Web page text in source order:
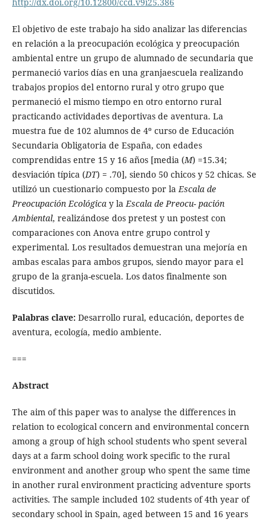
El objetivo de este trabajo ha sido analizar las diferencias
en relación a la preocupación ecológica y preocupación
ambiental entre un grupo de alumnado de secundaria que
permaneció varios días en una granjaescuela realizando
trabajos propios del entorno rural y otro grupo que
permaneció el mismo tiempo en otro entorno rural
practicando actividades deportivas de aventura. La
muestra fue de 102 alumnos de 4º curso de Educación
Secundaria Obligatoria de España, con edades
comprendidas entre 15 y 16 años [media (M) =15.34;
desviación típica (DT) = .70], siendo 50 chicos y 52 chicas. Se
utilizó un cuestionario compuesto por laEscala de
Preocupación Ecológica y laEscala de Preocu- pación
Ambiental, realizándose dos pretest y un postest con
comparaciones con Anova entre grupo control y
experimental. Los resultados demuestran una mejoría en
ambas escalas para ambos grupos, siendo mayor para el
grupo de la granja-escuela. Los datos finalmente son
discutidos.
Palabras clave: Desarrollo rural, educación, deportes de
aventura, ecología, medio ambiente.
===
Abstract
The aim of this paper was to analyse the differences in
relation to ecological concern and environmental concern
among a group of high school students who spent several
days at a farm school doing work specific to the rural
environment and another group who spent the same time
in another rural environment practicing adventure sports
activities. The sample included 102 students of 4th year of
secondary school in Spain, aged between 15 and 16 years